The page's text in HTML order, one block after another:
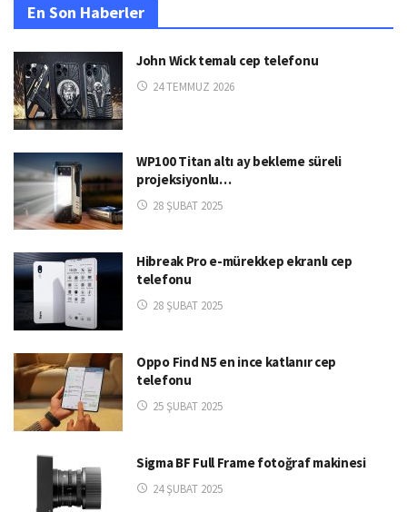
En Son Haberler
John Wick temalı cep telefonu
24 TEMMUZ 2026
WP100 Titan altı ay bekleme süreli
projeksiyonlu…
28 ŞUBAT 2025
Hibreak Pro e-mürekkep ekranlı cep
telefonu
28 ŞUBAT 2025
Oppo Find N5 en ince katlanır cep
telefonu
25 ŞUBAT 2025
Sigma BF Full Frame fotoğraf makinesi
24 ŞUBAT 2025